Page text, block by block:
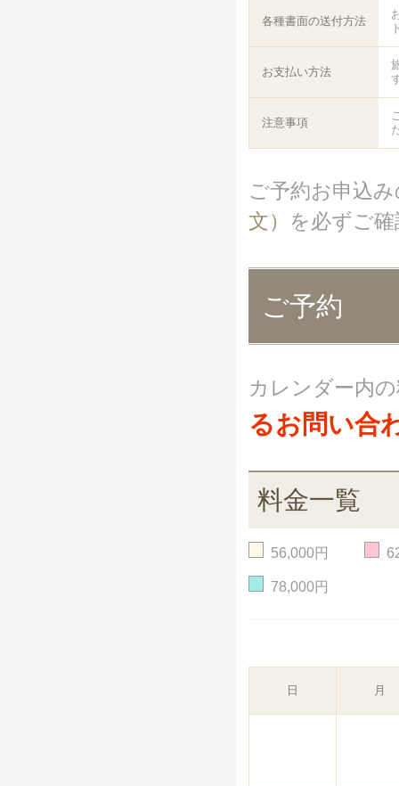
各種書面の送付方法
お支払い方法
注意事項
ご予約お申込
文）
を必ずご
ご予約
カレンダー内
るお問い合
料金一覧
56,000円
78,000円
日 月